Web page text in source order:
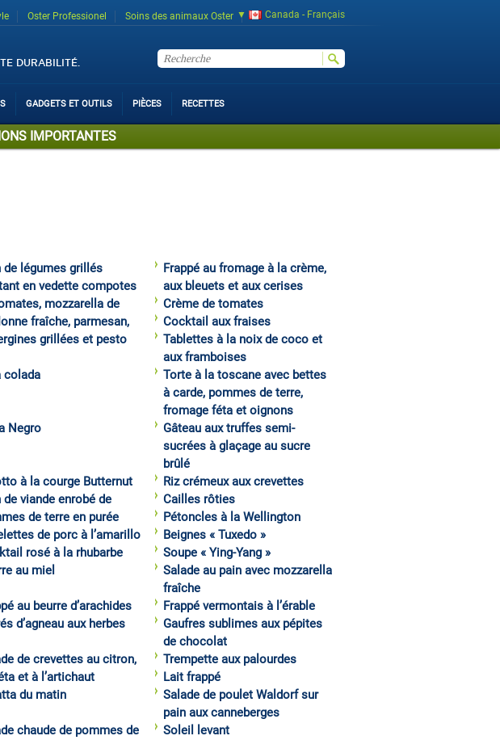
DURABILITÉ.
Oster Professionel Soins des animaux Oster Canada - Français
GADGETS ET OUTILS PIÈCES RECETTES
IMPORTANTES
de légumes grillés
en vedette compotes
mozzarella de
fraîche, parmesan,
grillées et pesto
Frappé au fromage à la crème,
aux bleuets et aux cerises
Crème de tomates
Cocktail aux fraises
Tablettes à la noix de coco et
aux framboises
colada
Torte à la toscane avec bettes
à carde, pommes de terre,
fromage féta et oignons
Negro
Gâteau aux truffes semi-
sucrées à glaçage au sucre
brûlé
à la courge Butternut
Riz crémeux aux crevettes
de viande enrobé de
de terre en purée
Cailles rôties
Pétoncles à la Wellington
de porc à l’amarillo
Beignes « Tuxedo »
rosé à la rhubarbe
Soupe « Ying-Yang »
au miel
Salade au pain avec mozzarella
fraîche
au beurre d’arachides
Frappé vermontais à l’érable
d’agneau aux herbes
Gaufres sublimes aux pépites
de chocolat
de crevettes au citron,
et à l’artichaut
Trempette aux palourdes
Lait frappé
du matin
Salade de poulet Waldorf sur
pain aux canneberges
chaude de pommes de
Soleil levant